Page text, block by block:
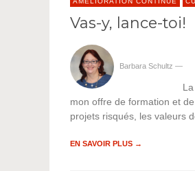
Vas-y, lance-toi!
Barbara Schultz —
mon offre de formation et
projets risqués, les valeurs
EN SAVOIR PLUS →